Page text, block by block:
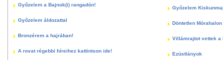
Győzelem a Bajnok(i) rangadón!
Győzelem áldozattal
Bronzérem a hajrában!
A rovat régebbi híreihez kattintson ide!
Győzelem
Döntetlen
Villámrajtot vettek a
Ezüstlányok